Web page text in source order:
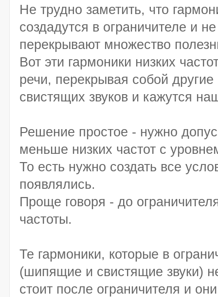
Не трудно заметить, что
создадутся в ограничителе и
перекрывают множество
Вот эти гармоники низких
речи, перекрывая собой
свистящих звуков и кажутся
Решение простое - нужно
меньше низких частот с
То есть нужно создать все
появлялись.
Проще говоря - до
частоты.
Те гармоники, которые в
(шипящие и свистящие звуки)
стоит после ограничителя и